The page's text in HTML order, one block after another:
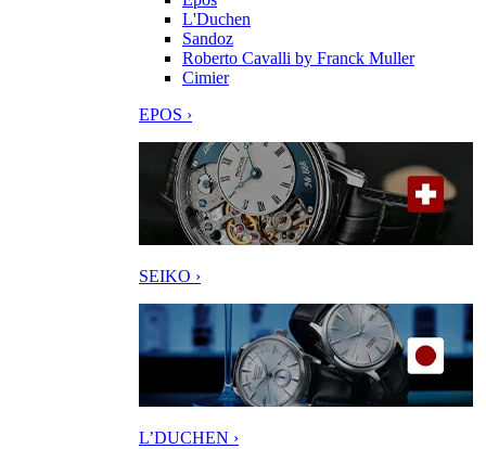
L'Duchen
Sandoz
Roberto Cavalli by Franck Muller
Cimier
EPOS ›
SEIKO ›
L’DUCHEN ›